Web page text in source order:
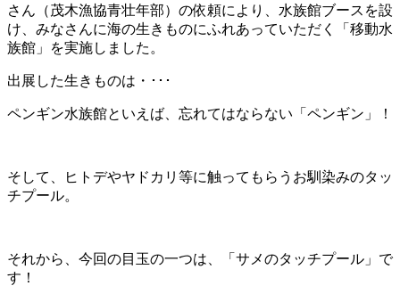
さん（茂木漁協青壮年部）の依頼により、水族館ブースを設
け、みなさんに海の生きものにふれあっていただく「移動水
族館」を実施しました。
出展した生きものは・･･･
ペンギン水族館といえば、忘れてはならない「ペンギン」！
そして、ヒトデやヤドカリ等に触ってもらうお馴染みのタッ
チプール。
それから、今回の目玉の一つは、「サメのタッチプール」で
す！